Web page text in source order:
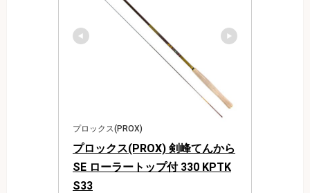
プロックス(PROX)
プロックス(PROX) 剣峰てんから
SE ローラートップ付 330 KPTK
S33